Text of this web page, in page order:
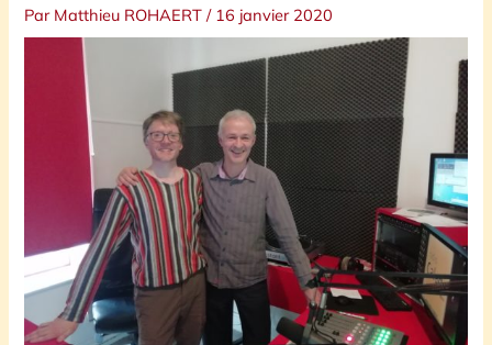
Par Matthieu ROHAERT/ 16 janvier 2020